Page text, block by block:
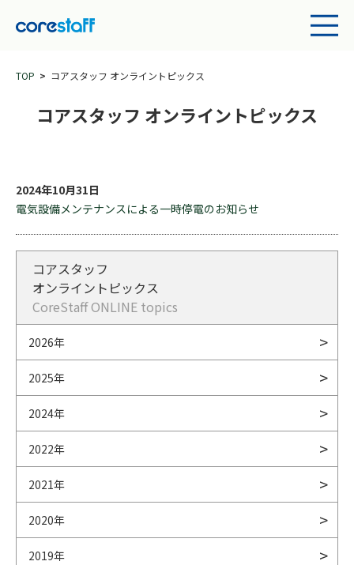
TOP コアスタッフ オンライントピックス
コアスタッフ オンライントピックス
2024年10月31日
電気設備メンテナンスによる一時停電のお知らせ
コアスタッフ
オンライントピックス
CoreStaff ONLINE topics
2026年
2025年
2024年
2022年
2021年
2020年
2019年